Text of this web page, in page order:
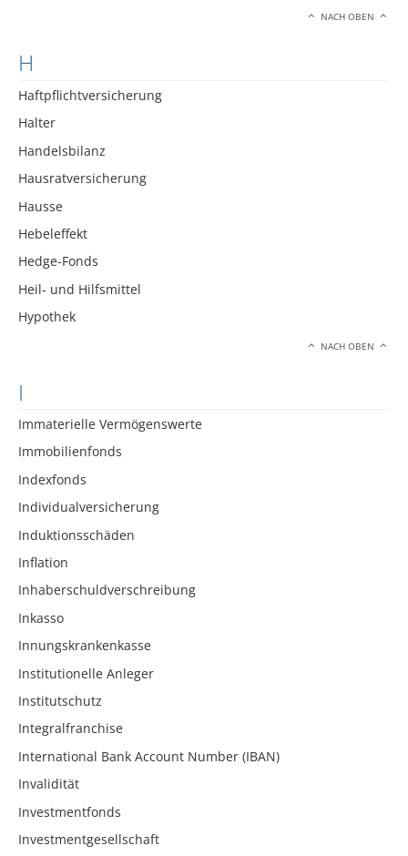
NACH OBEN
H
Haftpflichtversicherung
Halter
Handelsbilanz
Hausratversicherung
Hausse
Hebeleffekt
Hedge-Fonds
Heil- und Hilfsmittel
Hypothek
NACH OBEN
I
Immaterielle Vermögenswerte
Immobilienfonds
Indexfonds
Individualversicherung
Induktionsschäden
Inflation
Inhaberschuldverschreibung
Inkasso
Innungskrankenkasse
Institutionelle Anleger
Institutschutz
Integralfranchise
International Bank Account Number (IBAN)
Invalidität
Investmentfonds
Investmentgesellschaft